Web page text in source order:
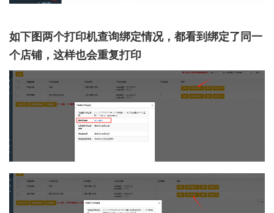
如下图两个打印机查询绑定情况，都看到绑定了同一
个店铺，这样也会重复打印